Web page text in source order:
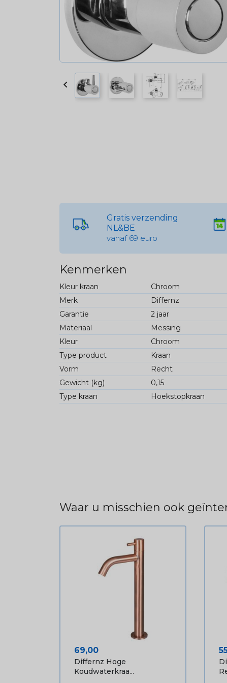

Gratis verzending
NL&BE
vanaf 69 euro
Kenmerken
Kleur kraan
Chroom
Merk
Differnz
Garantie
2 jaar
Materiaal
Messing
Kleur
Chroom
Type product
Kraan
Vorm
Recht
Gewicht (kg)
0,15
Type kraan
Hoekstopkraan
Waar u misschien ook
Prijs
69,00
Differnz Hoge
Koudwaterkraa...